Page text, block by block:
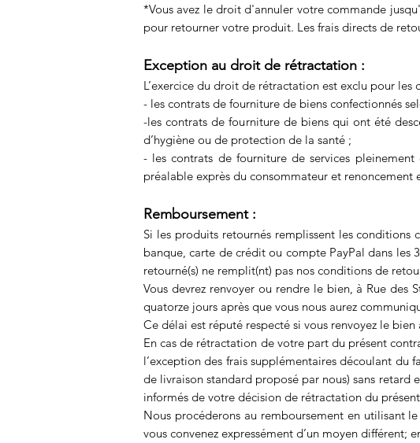
*Vous avez le droit d'annuler votre commande
pour retourner votre produit. Les frais directs de
Exception au droit de rétractation :
L’exercice du droit de rétractation est exclu pour les
- les contrats de fourniture de biens confectionnés
-les contrats de fourniture de biens qui ont été
d’hygiène ou de protection de la santé ;
- les contrats de fourniture de services
préalable exprès du consommateur et
Remboursement :
Si les produits retournés remplissent les
banque, carte de crédit ou compte PayPal dans les
retourné(s) ne remplit(nt) pas nos conditions de
Vous devrez renvoyer ou rendre le bien, à Rue des
quatorze jours après que vous nous aurez
Ce délai est réputé respecté si vous renvoyez le
En cas de rétractation de votre part du présent
l’exception des frais supplémentaires découlant du
de livraison standard proposé par nous) sans retard
informés de votre décision de rétractation du
Nous procéderons au remboursement en utilisant
vous convenez expressément d’un moyen différent;